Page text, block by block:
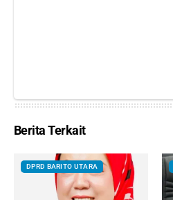
Berita Terkait
DPRD BARITO UTARA